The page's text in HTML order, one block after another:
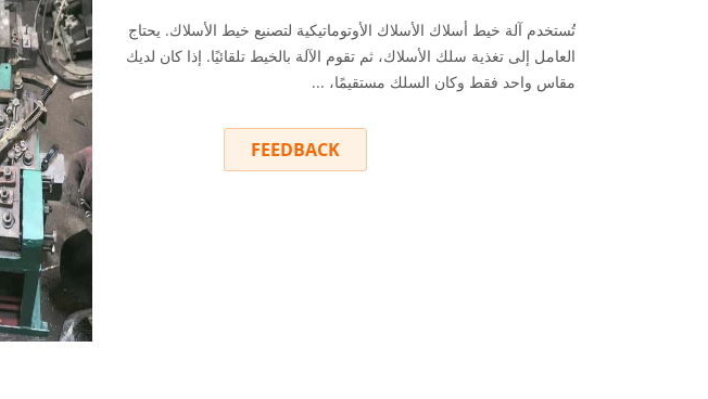
تُستخدم آلة خيط أسلاك الأسلاك الأوتوماتيكية لتصنيع خيط الأسلاك. يحتاج
العامل إلى تغذية سلك الأسلاك، ثم تقوم الآلة بالخيط تلقائيًا. إذا كان لديك
مقاس واحد فقط وكان السلك مستقيمًا، ...
FEEDBACK